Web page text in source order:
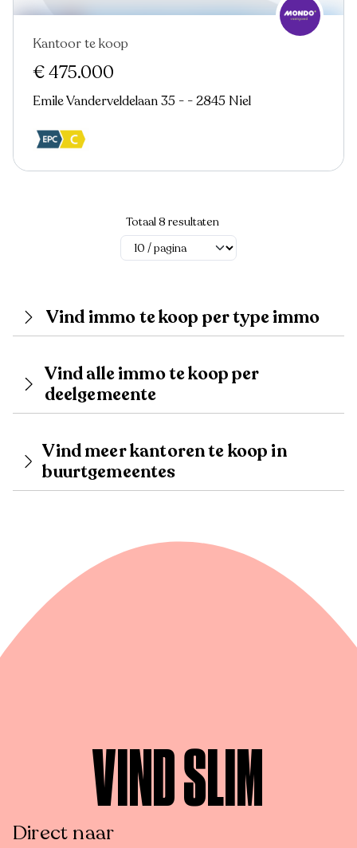
Kantoor te koop
€ 475.000
Emile Vanderveldelaan 35 - - 2845 Niel
Totaal 8 resultaten
Vind immo te koop per type immo
Vind alle immo te koop per
deelgemeente
Vind meer kantoren te koop in
buurtgemeentes
VIND SLIM
Direct naar